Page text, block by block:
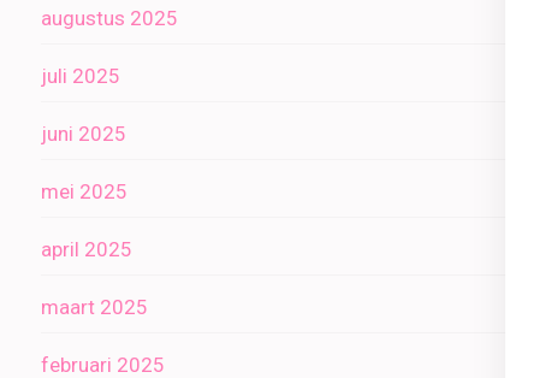
augustus 2025
juli 2025
juni 2025
mei 2025
april 2025
maart 2025
februari 2025